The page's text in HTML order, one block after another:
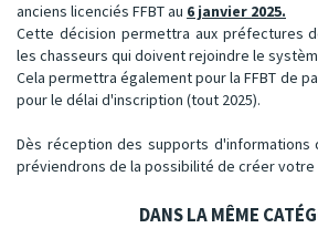
anciens licenciés FFBT au 6 janvier 2025.
Cette décision permettra aux préfectures
les chasseurs qui doivent rejoindre le
Cela permettra également pour la FFBT de
pour le délai d'inscription (tout 2025).
Dès réception des supports d'informations
préviendrons de la possibilité de créer votre
DANS LA MÊME